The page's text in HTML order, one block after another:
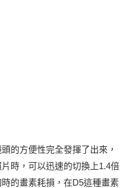
的方便性完全發揮了出來，
時，可以迅速的切換上1.4倍
的畫素耗損，在D5這種畫素